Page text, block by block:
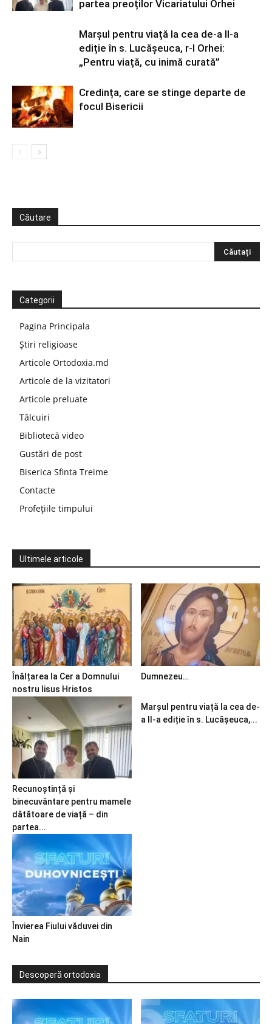
partea preoților Vicariatului Orhei
Marșul pentru viață la cea de-a II-a
ediție în s. Lucășeuca, r-l Orhei:
„Pentru viață, cu inimă curată”
Credința, care se stinge departe de
focul Bisericii
Căutare
Categorii
Pagina Principala
Știri religioase
Articole Ortodoxia.md
Articole de la vizitatori
Articole preluate
Tâlcuiri
Bibliotecă video
Gustări de post
Biserica Sfinta Treime
Contacte
Profețiile timpului
Ultimele articole
Înălțarea la Cer a Domnului
nostru Iisus Hristos
Dumnezeu…
Recunoștință și
binecuvântare pentru mamele
dătătoare de viață – din
partea...
Marșul pentru viață la cea de-
a II-a ediție în s. Lucășeuca,...
Învierea Fiului văduvei din
Nain
Descoperă ortodoxia